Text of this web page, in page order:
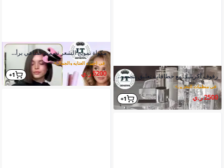
رفوف أكريليك مع خطافات تعليق بتصميم شفاف عصري
في منظمات التخزين>
2500 ر.ي 1+
مكواة تمويج الشعر تصميم صناعي برأس مزدوج وسلك دوار
في اجهزه العنايه والجمال>
5200 ر.ي 1+